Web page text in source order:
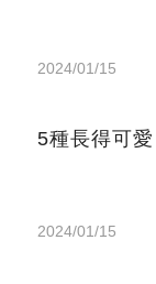
2024/01/15
5種長得可
2024/01/15